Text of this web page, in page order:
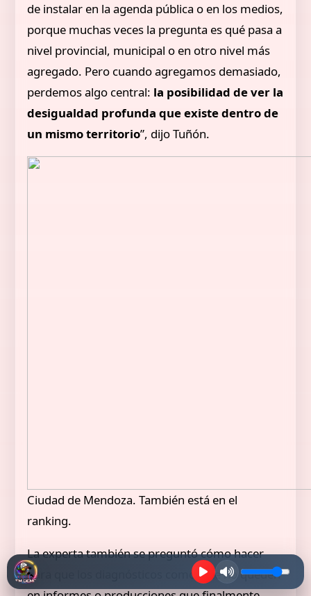
de instalar en la agenda pública o en los medios,
porque muchas veces la pregunta es qué pasa a
nivel provincial, municipal o en otro nivel más
agregado. Pero cuando agregamos demasiado,
perdemos algo central: la posibilidad de ver la
desigualdad profunda que existe dentro de
un mismo territorio”, dijo Tuñón.
Ciudad de Mendoza. También está en el
ranking.
La experta también se preguntó cómo hacer
para que los diagnósticos como este no queden